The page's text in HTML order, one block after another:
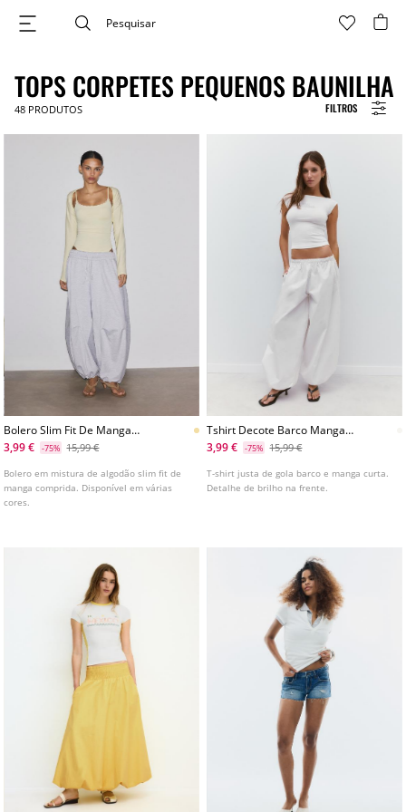
FILTROS
TOPS CORPETES PEQUENOS BAUNILHA
48 PRODUTOS
Bolero Slim Fit De Manga
Comprida
3,99 € -75% 15,99 €
Bolero em mistura de algodão slim fit de
manga comprida. Disponível em várias
cores.
Tshirt Decote Barco Manga
Curta Com Brilho One
Dilemma
3,99 € -75% 15,99 €
T-shirt justa de gola barco e manga curta.
Detalhe de brilho na frente.